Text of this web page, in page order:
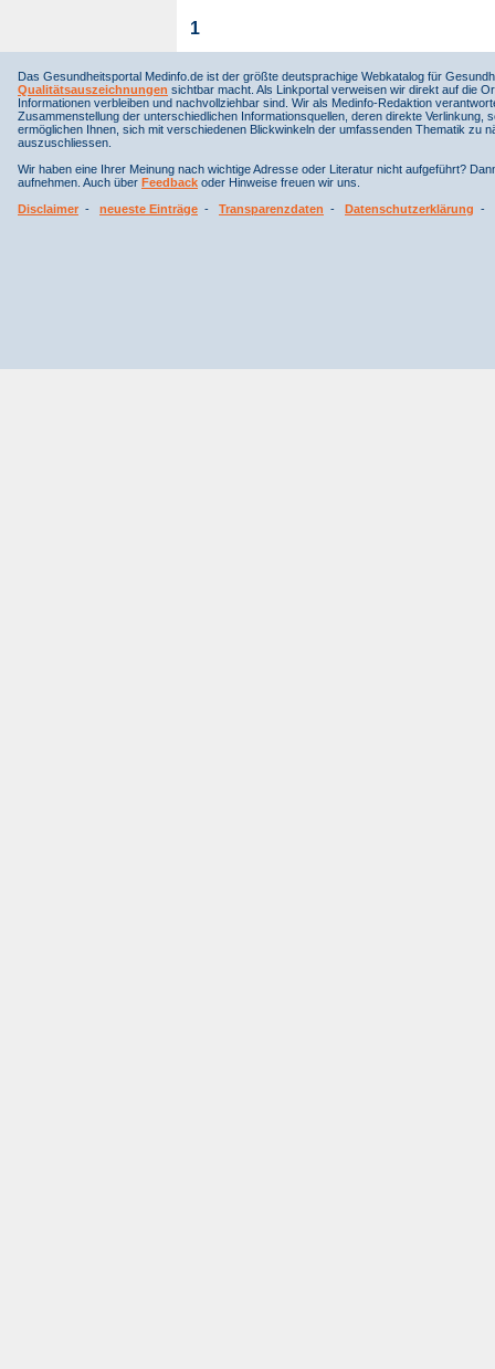
1
Das Gesundheitsportal Medinfo.de ist der größte deutsprachige Webkatalog für
Qualitätsauszeichnungen sichtbar macht. Als Linkportal verweisen wir direkt auf die
Informationen verbleiben und nachvollziehbar sind. Wir als Medinfo-Redaktion
Zusammenstellung der unterschiedlichen Informationsquellen, deren direkte
ermöglichen Ihnen, sich mit verschiedenen Blickwinkeln der umfassenden Thematik
auszuschliessen.
Wir haben eine Ihrer Meinung nach wichtige Adresse oder Literatur nicht aufgeführt?
aufnehmen. Auch über Feedback oder Hinweise freuen wir uns.
Disclaimer - neueste Einträge - Transparenzdaten - Datenschutzerklärung -